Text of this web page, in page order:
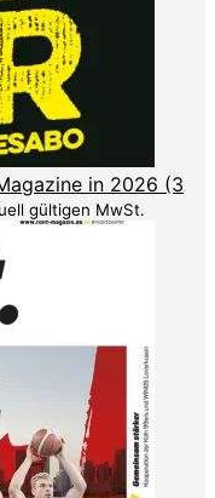
in 2026 (3
gültigen MwSt.